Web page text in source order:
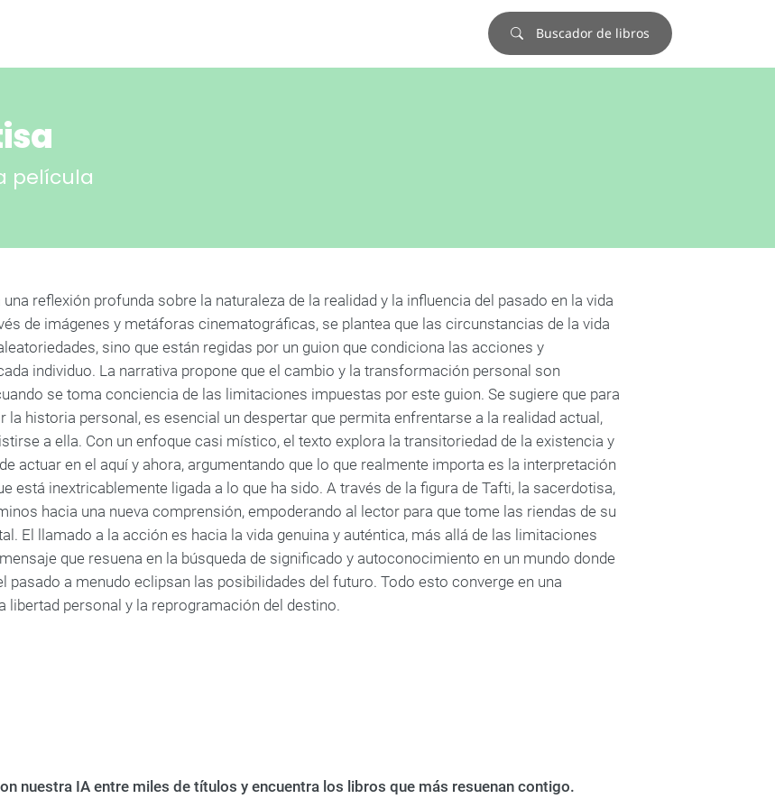
Buscador de libros
película
una reflexión profunda sobre la naturaleza de la realidad y la influencia del pasado en la vida
de imágenes y metáforas cinematográficas, se plantea que las circunstancias de la vida
sino que están regidas por un guion que condiciona las acciones y
individuo. La narrativa propone que el cambio y la transformación personal son
se toma conciencia de las limitaciones impuestas por este guion. Se sugiere que para
la historia personal, es esencial un despertar que permita enfrentarse a la realidad actual,
a ella. Con un enfoque casi místico, el texto explora la transitoriedad de la existencia y
actuar en el aquí y ahora, argumentando que lo que realmente importa es la interpretación
está inextricablemente ligada a lo que ha sido. A través de la figura de Tafti, la sacerdotisa,
hacia una nueva comprensión, empoderando al lector para que tome las riendas de su
El llamado a la acción es hacia la vida genuina y auténtica, más allá de las limitaciones
que resuena en la búsqueda de significado y autoconocimiento en un mundo donde
pasado a menudo eclipsan las posibilidades del futuro. Todo esto converge en una
libertad personal y la reprogramación del destino.
nuestra IA entre miles de títulos y encuentra los libros que más resuenan contigo.